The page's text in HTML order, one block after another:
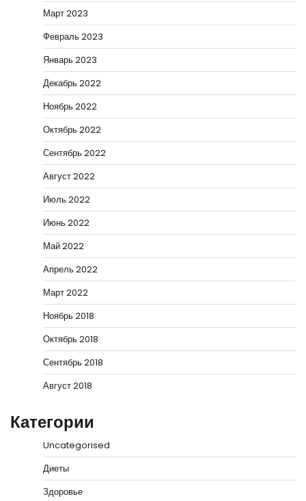
Март 2023
Февраль 2023
Январь 2023
Декабрь 2022
Ноябрь 2022
Октябрь 2022
Сентябрь 2022
Август 2022
Июль 2022
Июнь 2022
Май 2022
Апрель 2022
Март 2022
Ноябрь 2018
Октябрь 2018
Сентябрь 2018
Август 2018
Категории
Uncategorised
Диеты
Здоровье